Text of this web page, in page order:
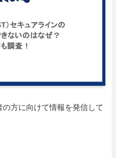
方に向けて情報を発信して